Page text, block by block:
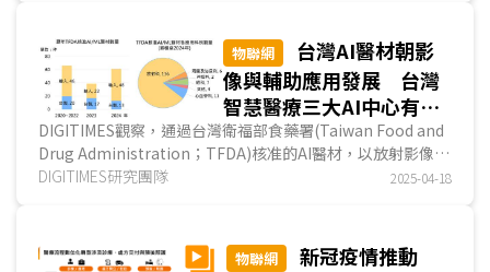
物聯網
台灣AI醫材朝影
像與輔助應用發展 台灣
智慧醫療三大AI中心有助
提升落地速度與產業規模
DIGITIMES觀察，通過台灣衛福部食藥署(Taiwan Food and
Drug Administration；TFDA)核准的AI醫材，以放射影像應
用為大宗，技術類型以深度學習為核心，產品定位多...
DIGITIMES研究團隊 2025-04-18
物聯網
新冠疫情推動